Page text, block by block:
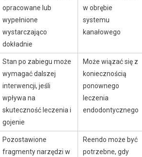
opracowane lub
wypełnione
wystarczająco
dokładnie
w obrębie
systemu
kanałowego
Stan po zabiegu może
wymagać dalszej
interwencji, jeśli
wpływa na
skuteczność leczenia i
gojenie
Może wiązać się z
koniecznością
ponownego
leczenia
endodontycznego
Pozostawione
fragmenty narzędzi w
Reendo może być
potrzebne, gdy